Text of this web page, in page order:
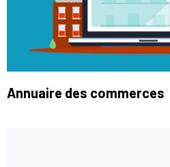
Annuaire des commerces